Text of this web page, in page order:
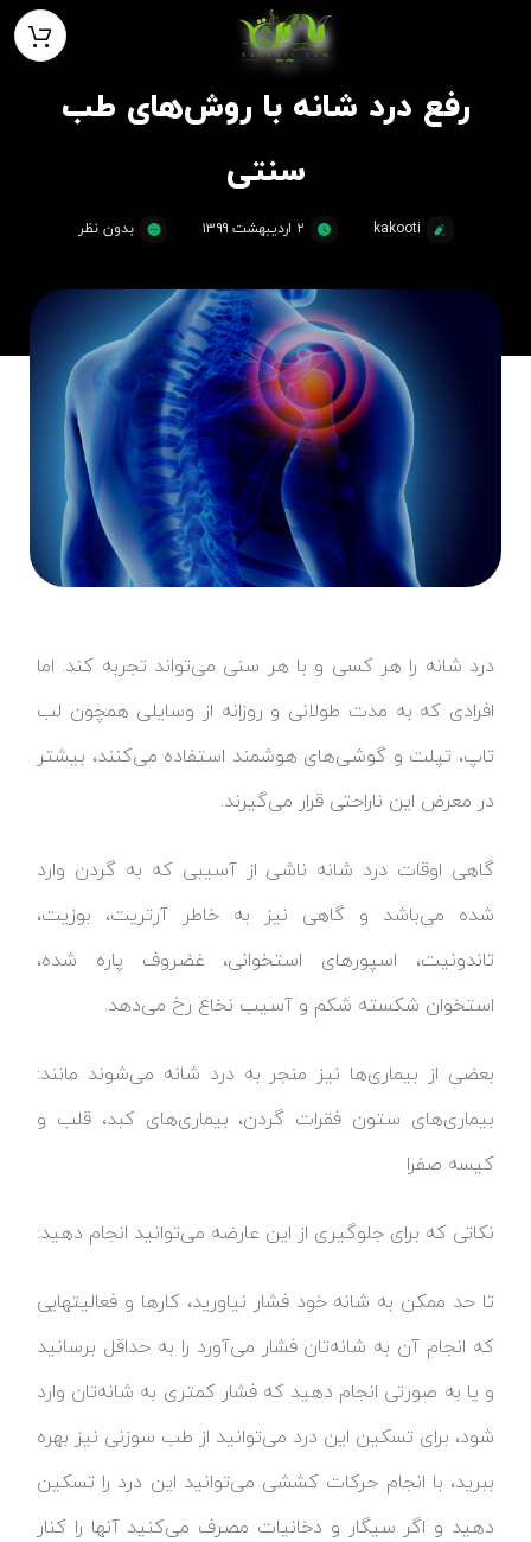
رفع درد شانه با روش‌های طب
سنتی
kakooti ۲ اردیبهشت ۱۳۹۹ بدون نظر
درد شانه را هر کسی و با هر سنی می‌تواند تجربه کند. اما
افرادی که به مدت طولانی و روزانه از وسایلی همچون لب
تاپ، تپلت و گوشی‌های هوشمند استفاده می‌کنند، بیشتر
در معرض این ناراحتی قرار می‌گیرند.
گاهی اوقات درد شانه ناشی از آسیبی که به گردن وارد
شده می‌باشد و گاهی نیز به خاطر آرتریت، بوزیت،
تاندونیت، اسپورهای استخوانی، غضروف پاره شده،
استخوان شکسته شکم و آسیب نخاع رخ می‌دهد.
بعضی از بیماری‌ها نیز منجر به درد شانه می‌شوند مانند:
بیماری‌های ستون فقرات گردن، بیماری‌های کبد، قلب و
کیسه صفرا
نکاتی که برای جلوگیری از این عارضه می‌توانید انجام دهید:
تا حد ممکن به شانه خود فشار نیاورید، کارها و فعالیتهایی
که انجام آن به شانه‌تان فشار می‌آورد را به حداقل برسانید
و یا به صورتی انجام دهید که فشار کمتری به شانه‌تان وارد
شود، برای تسکین این درد می‌توانید از طب سوزنی نیز بهره
ببرید، با انجام حرکات کششی می‌توانید این درد را تسکین
دهید و اگر سیگار و دخانیات مصرف می‌کنید آنها را کنار